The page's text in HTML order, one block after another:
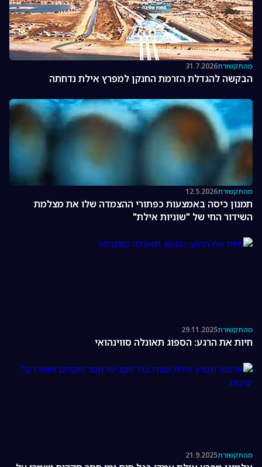
מהתקשורת31.7.2026
הבקשה להגדלת הזרמת החנקן למפרץ אילת נדחתה
מהתקשורת12.5.2026
תמנון כיסה באמצעות כפתורי ההצמדה שלו את מצלמת
השידור החי של "שוניות אילת"
מהתקשורת29.11.2025
חיות את הרגע: הספוג תאונלה סווינהואי
מהתקשורת21.9.2025